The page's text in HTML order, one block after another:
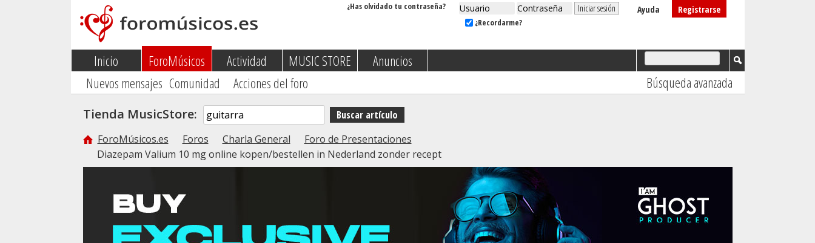
Registrarse
Ayuda
¿Recordarme?
¿Has olvidado tu contraseña?
Inicio
ForoMúsicos
Nuevos mensajes Comunidad Acciones del foro
Actividad MUSIC STORE
Anuncios
Búsqueda avanzada
Tienda MusicStore:
ForoMúsicos.es Foros Charla General
Foro de Presentaciones
Diazepam Valium 10 mg online kopen/bestellen in Nederland zonder recept